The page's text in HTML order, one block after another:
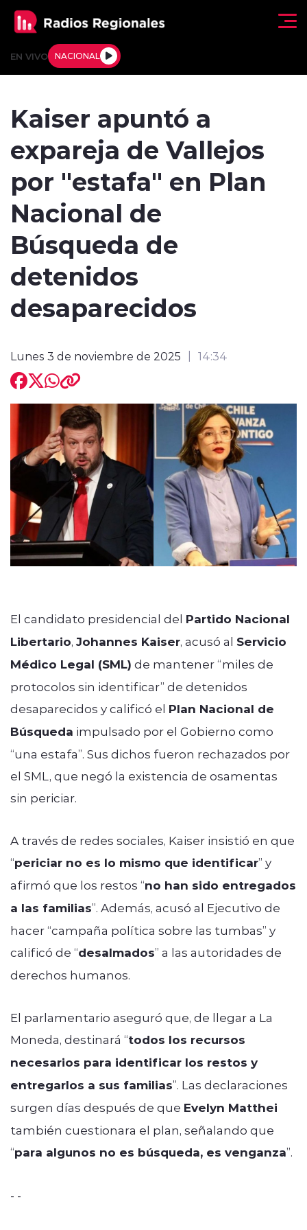
EN VIVO NACIONAL
Tendencias
Deportes
Internacional
Regiones al Aire
modo claro
Kaiser apuntó a
expareja de Vallejos
por "estafa" en Plan
Nacional de
Búsqueda de
detenidos
desaparecidos
Lunes 3 de noviembre de 2025 14:34
El candidato presidencial del Partido Nacional
Libertario, Johannes Kaiser, acusó al Servicio
Médico Legal (SML) de mantener “miles de
protocolos sin identificar” de detenidos
desaparecidos y calificó el Plan Nacional de
Búsqueda impulsado por el Gobierno como
“una estafa”. Sus dichos fueron rechazados por
el SML, que negó la existencia de osamentas
sin periciar.
A través de redes sociales, Kaiser insistió en que
“periciar no es lo mismo que identificar” y
afirmó que los restos “no han sido entregados
a las familias”. Además, acusó al Ejecutivo de
hacer “campaña política sobre las tumbas” y
calificó de “desalmados” a las autoridades de
derechos humanos.
El parlamentario aseguró que, de llegar a La
Moneda, destinará “todos los recursos
necesarios para identificar los restos y
entregarlos a sus familias”. Las declaraciones
surgen días después de que Evelyn Matthei
también cuestionara el plan, señalando que
“para algunos no es búsqueda, es venganza”.
- -